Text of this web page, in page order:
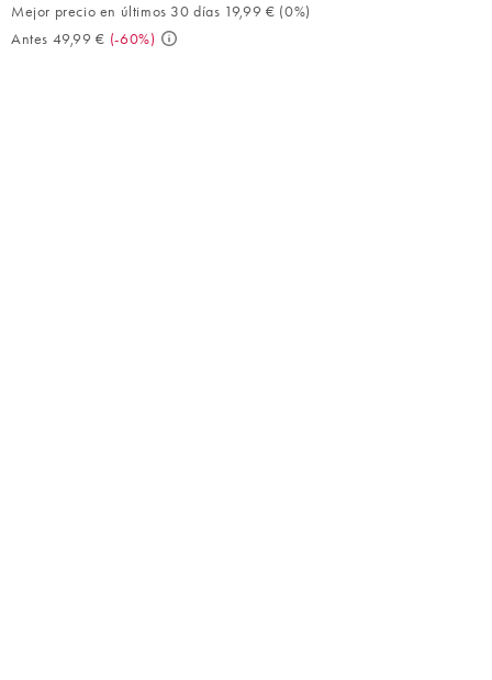
Mejor precio en últimos 30 días 19,99 € (0%)
Antes 49,99 € (-60%)